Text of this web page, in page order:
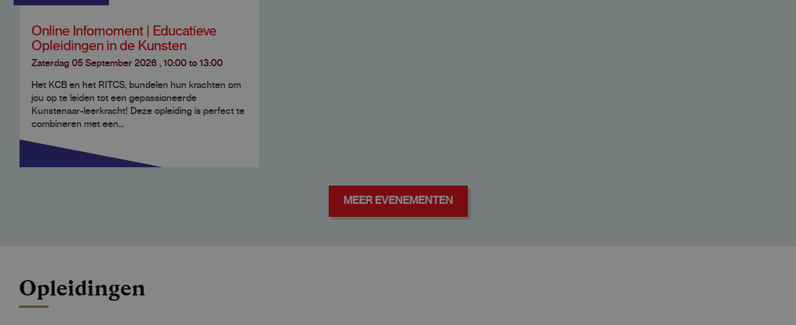
Online Infomoment | Educatieve
Opleidingen in de Kunsten
Zaterdag 05 September 2026 , 10:00 to 13:00
Het KCB en het RITCS, bundelen hun krachten om
jou op te leiden tot een gepassioneerde
Kunstenaar-leerkracht! Deze opleiding is perfect te
combineren met een...
MEER EVENEMENTEN
Opleidingen